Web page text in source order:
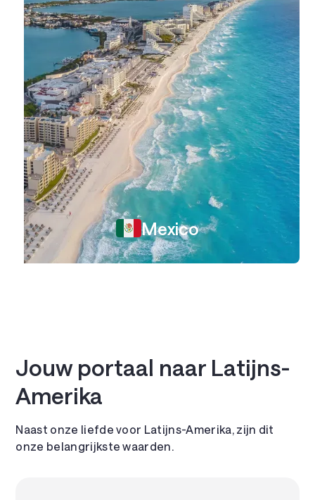
Mexico
Jouw portaal naar Latijns-
Amerika
Naast onze liefde voor Latijns-Amerika, zijn dit
onze belangrijkste waarden.